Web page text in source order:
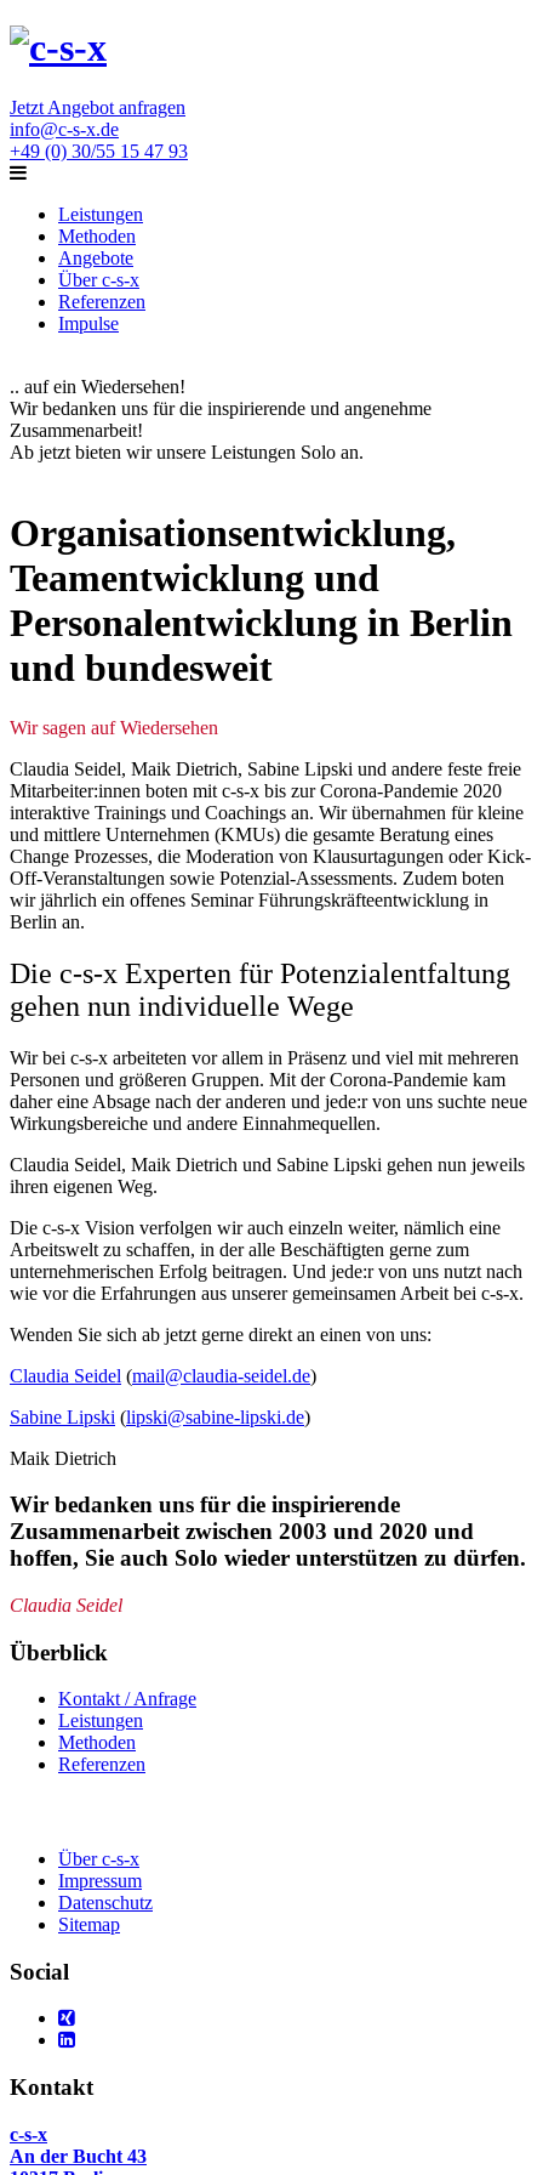
Jetzt Angebot anfragen
info@c-s-x.de
+49 (0) 30/55 15 47 93
Leistungen
Methoden
Angebote
Über c-s-x
Referenzen
Impulse
.. auf ein Wiedersehen!
Wir bedanken uns für die inspirierende und angenehme
Zusammenarbeit!
Ab jetzt bieten wir unsere Leistungen Solo an.
Organisationsentwicklung,
Teamentwicklung und
Personalentwicklung in Berlin
und bundesweit
Wir sagen auf Wiedersehen
Claudia Seidel, Maik Dietrich, Sabine Lipski und andere feste freie
Mitarbeiter:innen boten mit c-s-x bis zur Corona-Pandemie 2020
interaktive Trainings und Coachings an. Wir übernahmen für kleine
und mittlere Unternehmen (KMUs) die gesamte Beratung eines
Change Prozesses, die Moderation von Klausurtagungen oder Kick-
Off-Veranstaltungen sowie Potenzial-Assessments. Zudem boten
wir jährlich ein offenes Seminar Führungskräfteentwicklung in
Berlin an.
Die c-s-x Experten für Potenzialentfaltung
gehen nun individuelle Wege
Wir bei c-s-x arbeiteten vor allem in Präsenz und viel mit mehreren
Personen und größeren Gruppen. Mit der Corona-Pandemie kam
daher eine Absage nach der anderen und jede:r von uns suchte neue
Wirkungsbereiche und andere Einnahmequellen.
Claudia Seidel, Maik Dietrich und Sabine Lipski gehen nun jeweils
ihren eigenen Weg.
Die c-s-x Vision verfolgen wir auch einzeln weiter, nämlich eine
Arbeitswelt zu schaffen, in der alle Beschäftigten gerne zum
unternehmerischen Erfolg beitragen. Und jede:r von uns nutzt nach
wie vor die Erfahrungen aus unserer gemeinsamen Arbeit bei c-s-x.
Wenden Sie sich ab jetzt gerne direkt an einen von uns:
Claudia Seidel (mail@claudia-seidel.de)
Sabine Lipski (lipski@sabine-lipski.de)
Maik Dietrich
Wir bedanken uns für die inspirierende
Zusammenarbeit zwischen 2003 und 2020 und
hoffen, Sie auch Solo wieder unterstützen zu dürfen.
Claudia Seidel
Überblick
Kontakt / Anfrage
Leistungen
Methoden
Referenzen
Über c-s-x
Impressum
Datenschutz
Sitemap
Social
Kontakt
c-s-x
An der Bucht 43